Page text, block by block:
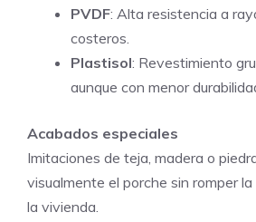
PVDF: Alta resistencia a
costeros.
Plastisol: Revestimiento
aunque con menor
Acabados especiales
Imitaciones de teja, madera o
visualmente el porche sin romper
la vivienda.